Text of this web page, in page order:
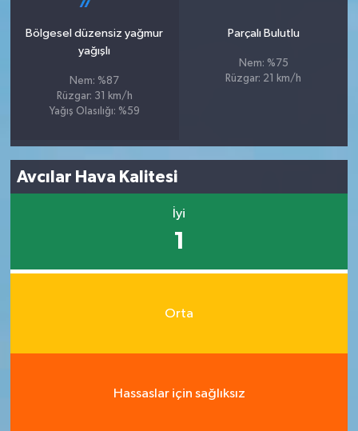
Bölgesel düzensiz yağmur
yağışlı
Nem: %87
Rüzgar: 31 km/h
Yağış Olasılığı: %59
Parçalı Bulutlu
Nem: %75
Rüzgar: 21 km/h
Avcılar Hava Kalitesi
İyi
1
Orta
Hassaslar için sağlıksız